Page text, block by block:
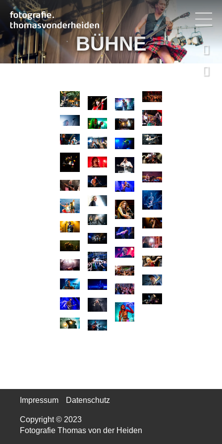
BÜHNE


Copyright © 2023
Fotografie Thomas von der Heiden
Impressum Datenschutz